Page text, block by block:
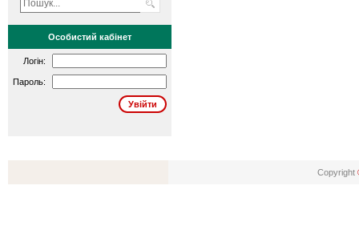
Особистий кабінет
Логін:
Пароль:
Copyright